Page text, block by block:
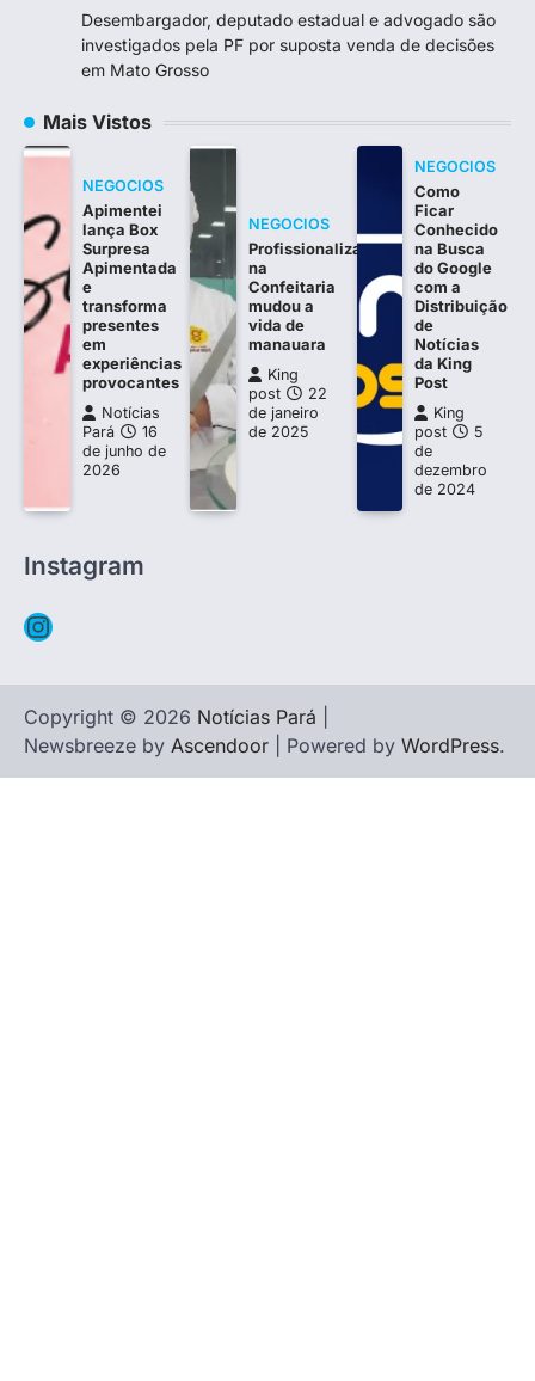
Desembargador, deputado estadual e advogado são
investigados pela PF por suposta venda de decisões
em Mato Grosso
Mais Vistos
NEGOCIOS
Apimentei
lança Box
Surpresa
Apimentada
e
transforma
presentes
em
experiências
provocantes
Notícias
Pará
16
de junho de
2026
NEGOCIOS
Profissionalização
na
Confeitaria
mudou a
vida de
manauara
King
post
22
de janeiro
de 2025
NEGOCIOS
Como
Ficar
Conhecido
na Busca
do Google
com a
Distribuição
de
Notícias
da King
Post
King
post
5
de
dezembro
de 2024
Instagram
Instagram
Copyright © 2026 Notícias Pará
Newsbreeze by Ascendoor | Powered by WordPress.